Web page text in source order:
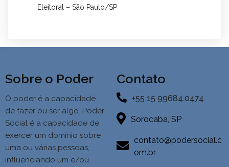
Eleitoral – São Paulo/SP
Sobre o Poder
O poder é a capacidade
de fazer ou ser algo. Poder
Social é a capacidade de
exercer um domínio sobre
uma ou várias pessoas,
influenciando um e/ou
Contato
+55 15 99684.0474
Sorocaba, SP
contato@podersocial.c
om.br